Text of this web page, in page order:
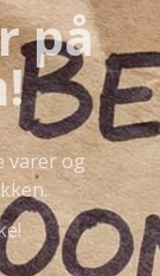
på
varer og